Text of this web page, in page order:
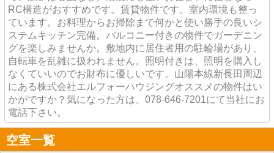
RC構造がおすすめです。賃貸物件です。室内環境も整っ
ています。お料理からお掃除まで何かと使い勝手の良いシ
ステムキッチン完備。バルコニー付きの物件でガーデニン
グを楽しみませんか。敷地内に居住者用の駐輪場があり、
自転車を乱雑に扱われません。照明付きは、照明を購入し
なくていいのでお財布に優しいです。山陽本線新長田周辺
にある株式会社エルフォーハウジングオススメの物件はい
かがですか？気になった方は、078-646-7201にて当社にお
電話下さい。
空室一覧